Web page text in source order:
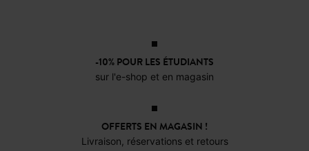
-10% POUR LES ÉTUDIANTS
sur l'e-shop et en magasin
OFFERTS EN MAGASIN !
Livraison, réservations et retours